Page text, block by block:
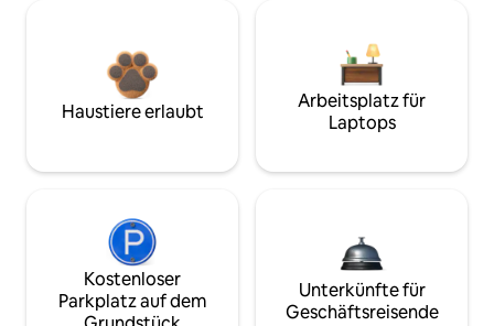
Haustiere erlaubt
Arbeitsplatz für
Laptops
Kostenloser
Parkplatz auf dem
Unterkünfte für
Geschäftsreisende